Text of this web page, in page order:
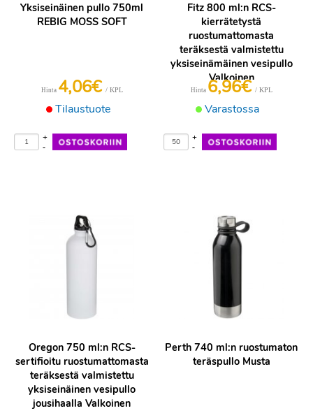
Yksiseinäinen pullo 750ml
REBIG MOSS SOFT
Tilaustuote
Hinta 4,06€ / KPL
-
+
Fitz 800 ml:n RCS-
kierrätetystä
ruostumattomasta
teräksestä valmistettu
yksiseinämäinen vesipullo
Valkoinen
Varastossa
Hinta 6,96€/ KPL
-
+
Oregon 750 ml:n RCS-
sertifioitu ruostumattomasta
teräksestä valmistettu
yksiseinäinen vesipullo
jousihaalla Valkoinen
Perth 740 ml:n ruostumaton
teräspullo Musta